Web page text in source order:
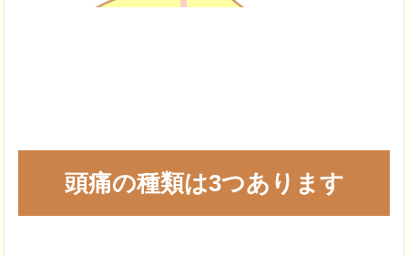
頭痛の種類は3つあります